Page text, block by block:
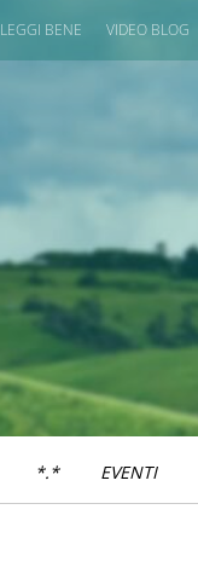
LEGGI BENE VIDEO BLOG
*.* EVENTI